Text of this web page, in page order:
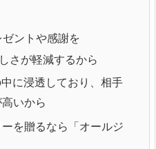
ントや感謝を
さが軽減するから
に浸透しており、相手
いから
を贈るなら「オールジ